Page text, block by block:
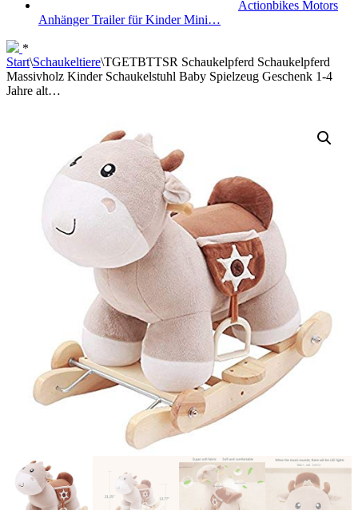
Actionbikes Motors
Anhänger Trailer für Kinder Mini…
*
Start\Schaukeltiere\TGETBTTSR Schaukelpferd Schaukelpferd
Massivholz Kinder Schaukelstuhl Baby Spielzeug Geschenk 1-4
Jahre alt…